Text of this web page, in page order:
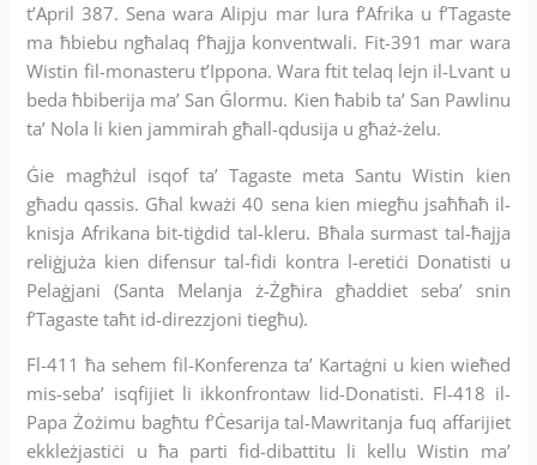
t’April 387. Sena wara Alipju mar lura f’Afrika u f’Tagaste
ma ħbiebu ngħalaq f’ħajja konventwali. Fit-391 mar wara
Wistin fil-monasteru t’Ippona. Wara ftit telaq lejn il-Lvant u
beda ħbiberija ma’ San Ġlormu. Kien ħabib ta’ San Pawlinu
ta’ Nola li kien jammirah għall-qdusija u għaż-żelu.
Ġie magħżul isqof ta’ Tagaste meta Santu Wistin kien
għadu qassis. Għal kważi 40 sena kien miegħu jsaħħaħ il-
knisja Afrikana bit-tiġdid tal-kleru. Bħala surmast tal-ħajja
reliġjuża kien difensur tal-fidi kontra l-eretiċi Donatisti u
Pelaġjani (Santa Melanja ż-Żgħira għaddiet seba’ snin
f’Tagaste taħt id-direzzjoni tiegħu).
Fl-411 ħa sehem fil-Konferenza ta’ Kartaġni u kien wieħed
mis-seba’ isqfijiet li ikkonfrontaw lid-Donatisti. Fl-418 il-
Papa Żożimu bagħtu f’Ċesarija tal-Mawritanja fuq affarijiet
ekkleżjastiċi u ħa parti fid-dibattitu li kellu Wistin ma’